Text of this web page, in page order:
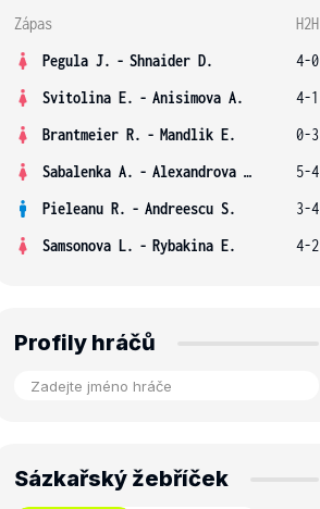
Zápas
H2H
Pegula J. - Shnaider D.
4-0
Svitolina E. - Anisimova A.
4-1
Brantmeier R. - Mandlik E.
0-3
Sabalenka A. - Alexandrova E.
5-4
Pieleanu R. - Andreescu S.
3-4
Samsonova L. - Rybakina E. 4-2
Profily hráčů
Sázkařský žebříček